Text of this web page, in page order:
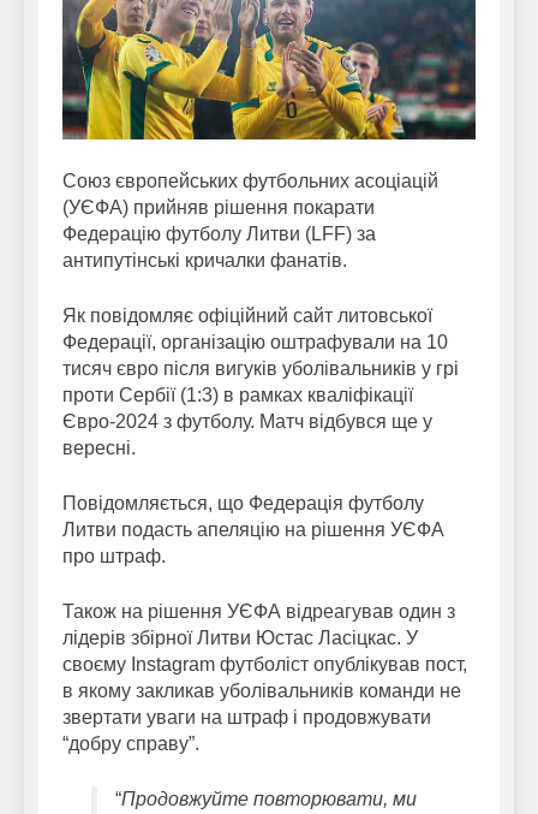
Союз європейських футбольних асоціацій
(УЄФА) прийняв рішення покарати
Федерацію футболу Литви (LFF) за
антипутінські кричалки фанатів.
Як повідомляє офіційний сайт литовської
Федерації, організацію оштрафували на 10
тисяч євро після вигуків уболівальників у грі
проти Сербії (1:3) в рамках кваліфікації
Євро-2024 з футболу. Матч відбувся ще у
вересні.
Повідомляється, що Федерація футболу
Литви подасть апеляцію на рішення УЄФА
про штраф.
Також на рішення УЄФА відреагував один з
лідерів збірної Литви Юстас Ласіцкас. У
своєму Instagram футболіст опублікував пост,
в якому закликав уболівальників команди не
звертати уваги на штраф і продовжувати
“добру справу”.
“Продовжуйте повторювати, ми